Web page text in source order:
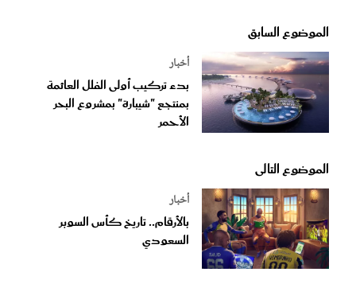
الموضوع السابق
أخبار
بدء تركيب أولى الفلل العائمة
بمنتجع "شيبارة" بمشروع البحر
الأحمر
الموضوع التالى
أخبار
بالأرقام.. تاريخ كأس السوبر
السعودي